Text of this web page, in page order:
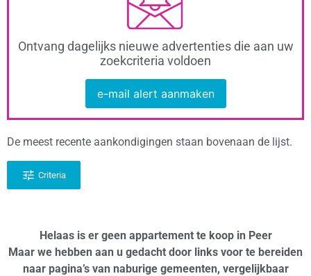
Ontvang dagelijks nieuwe advertenties die aan uw
zoekcriteria voldoen
e-mail alert aanmaken
De meest recente aankondigingen staan bovenaan de lijst.
Criteria
Helaas is er geen appartement te koop in Peer
Maar we hebben aan u gedacht door links voor te bereiden
naar pagina’s van naburige gemeenten, vergelijkbaar